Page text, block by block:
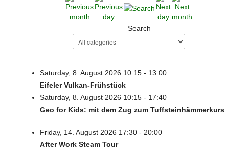
Search
Saturday, 8. August 2026 10:15 - 13:00
Eifeler Vulkan-Frühstück
Saturday, 8. August 2026 10:15 - 17:40
Geo for Kids: mit dem Zug zum Tuffsteinhämmerkurs
Friday, 14. August 2026 17:30 - 20:00
After Work Steam Tour